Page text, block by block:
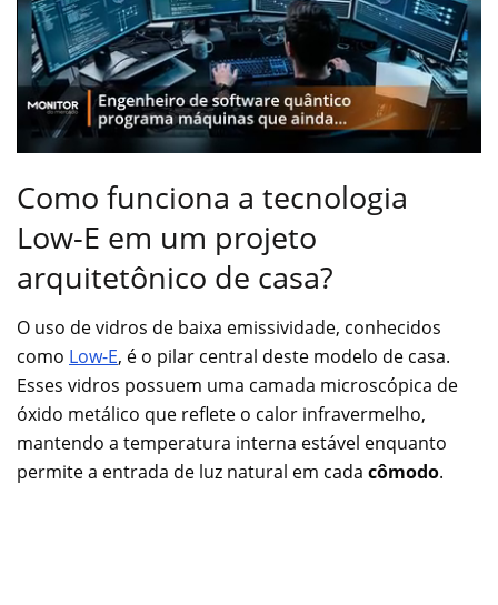
Como funciona a tecnologia
Low-E em um projeto
arquitetônico de casa?
O uso de vidros de baixa emissividade, conhecidos
como Low-E, é o pilar central deste modelo de casa.
Esses vidros possuem uma camada microscópica de
óxido metálico que reflete o calor infravermelho,
mantendo a temperatura interna estável enquanto
permite a entrada de luz natural em cada cômodo.